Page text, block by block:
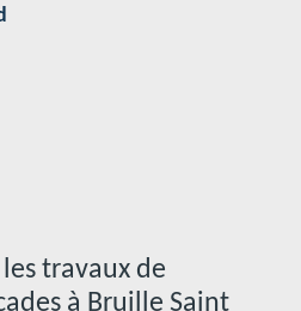
travaux de
à Bruille Saint